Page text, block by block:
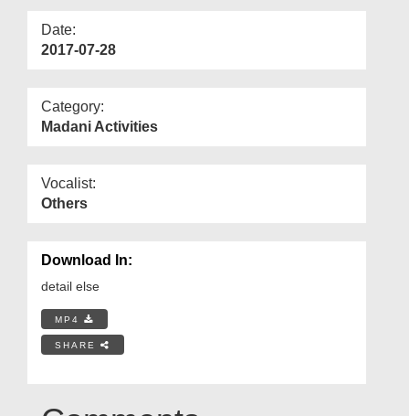
Date:
2017-07-28
Category:
Madani Activities
Vocalist:
Others
Download In:
detail else
MP4
SHARE